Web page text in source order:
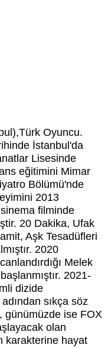
Oyuncu.
İstanbul'da
Lisesinde
eğitimini Mimar
Bölümü'nde
2013
filminde
20 Dakika, Ufak
Aşk Tesadüfleri
2020
Melek
2021-
dizide
sıkça söz
günümüzde ise FOX
olan
karakterine hayat